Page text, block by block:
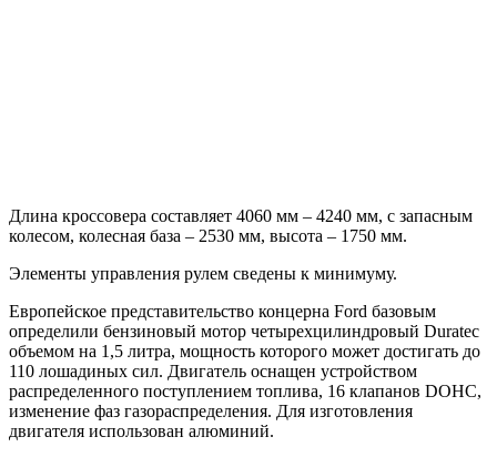
Длина кроссовера составляет 4060 мм – 4240 мм, с запасным
колесом, колесная база – 2530 мм, высота – 1750 мм.
Элементы управления рулем сведены к минимуму.
Европейское представительство концерна Ford базовым
определили бензиновый мотор четырехцилиндровый Duratec
объемом на 1,5 литра, мощность которого может достигать до
110 лошадиных сил. Двигатель оснащен устройством
распределенного поступлением топлива, 16 клапанов DOHC,
изменение фаз газораспределения. Для изготовления
двигателя использован алюминий.